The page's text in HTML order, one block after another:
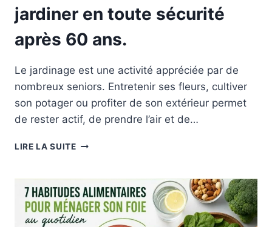
jardiner en toute sécurité
après 60 ans.
Le jardinage est une activité appréciée par de
nombreux seniors. Entretenir ses fleurs, cultiver
son potager ou profiter de son extérieur permet
de rester actif, de prendre l’air et de…
LIRE LA SUITEJARDINAGE
COMMENT
JARDINER
EN
TOUTE